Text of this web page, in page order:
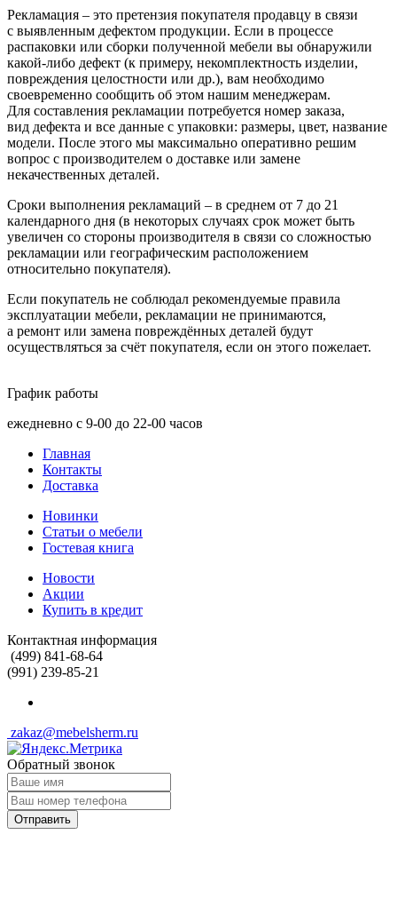
Рекламация – это претензия покупателя продавцу в связи
с выявленным дефектом продукции. Если в процессе
распаковки или сборки полученной мебели вы обнаружили
какой-либо дефект (к примеру, некомплектность изделии,
повреждения целостности или др.), вам необходимо
своевременно сообщить об этом нашим менеджерам.
Для составления рекламации потребуется номер заказа,
вид дефекта и все данные с упаковки: размеры, цвет, название
модели. После этого мы максимально оперативно решим
вопрос с производителем о доставке или замене
некачественных деталей.
Сроки выполнения рекламаций – в среднем от 7 до 21
календарного дня (в некоторых случаях срок может быть
увеличен со стороны производителя в связи со сложностью
рекламации или географическим расположением
относительно покупателя).
Если покупатель не соблюдал рекомендуемые правила
эксплуатации мебели, рекламации не принимаются,
а ремонт или замена повреждённых деталей будут
осуществляться за счёт покупателя, если он этого пожелает.
График работы
ежедневно с 9-00 до 22-00 часов
Главная
Контакты
Доставка
Новинки
Статьи о мебели
Гостевая книга
Новости
Акции
Купить в кредит
Контактная информация
(499) 841-68-64
(991) 239-85-21
zakaz@mebelsherm.ru
Обратный звонок
Отправить